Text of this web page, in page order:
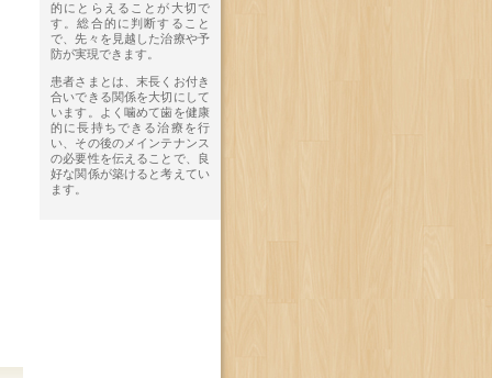
的にとらえることが大切で
す。総合的に判断すること
で、先々を見越した治療や予
防が実現できます。
患者さまとは、末長くお付き
合いできる関係を大切にして
います。よく噛めて歯を健康
的に長持ちできる治療を行
い、その後のメインテナンス
の必要性を伝えることで、良
好な関係が築けると考えてい
ます。